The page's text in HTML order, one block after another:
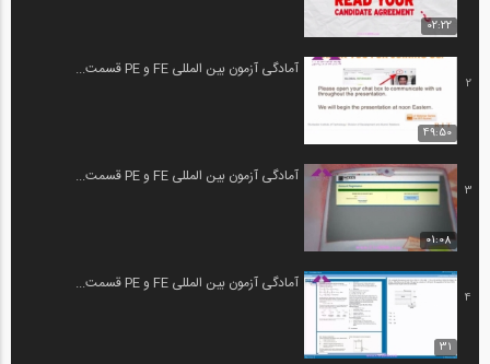
02:22
2
49:50
آمادگی آزمون بین المللی FE و PE قسمت...
3
01:08
آمادگی آزمون بین المللی FE و PE قسمت...
4
31
آمادگی آزمون بین المللی FE و PE قسمت...